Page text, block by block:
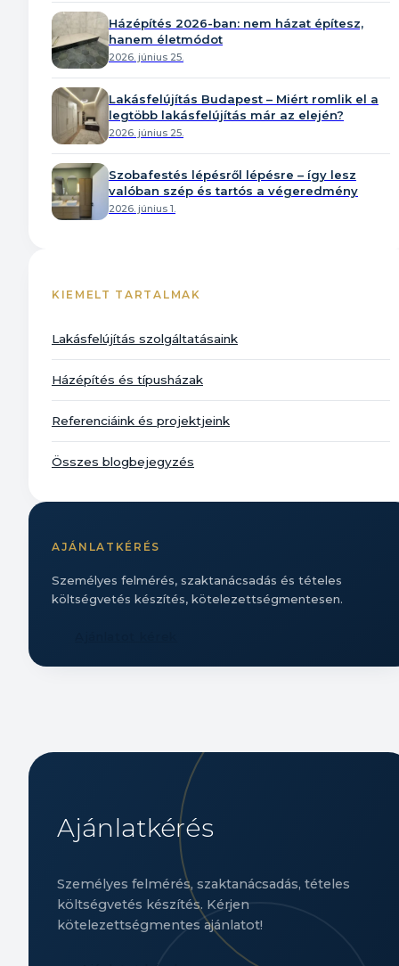
Házépítés 2026-ban: nem házat építesz,
hanem életmódot
2026. június 25.
Lakásfelújítás Budapest – Miért romlik el a
legtöbb lakásfelújítás már az elején?
2026. június 25.
Szobafestés lépésről lépésre – így lesz
valóban szép és tartós a végeredmény
2026. június 1.
KIEMELT TARTALMAK
Lakásfelújítás szolgáltatásaink
Házépítés és típusházak
Referenciáink és projektjeink
Összes blogbejegyzés
AJÁNLATKÉRÉS
Személyes felmérés, szaktanácsadás és tételes
költségvetés készítés, kötelezettségmentesen.
Ajánlatkérés
Személyes felmérés, szaktanácsadás, tételes
költségvetés készítés. Kérjen
kötelezettségmentes ajánlatot!